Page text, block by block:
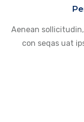
Aenean
con seqas uat